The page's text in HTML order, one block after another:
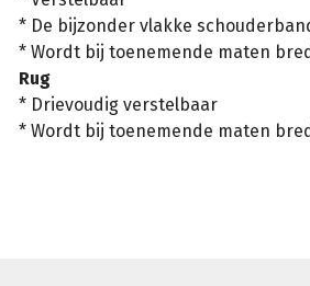
* De bijzonder vlakke
* Wordt bij toenemende maten
Rug
* Drievoudig verstelbaar
* Wordt bij toenemende maten